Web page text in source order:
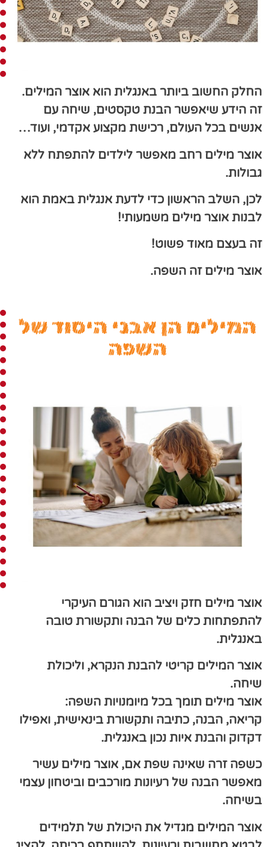
החלק החשוב ביותר באנגלית הוא אוצר המילים.
זה הידע שיאפשר הבנת טקסטים, שיחה עם
אנשים בכל העולם, רכישת מקצוע אקדמי, ועוד…
אוצר מילים רחב מאפשר לילדים להתפתח ללא
גבולות.
לכן, השלב הראשון כדי לדעת אנגלית באמת הוא
לבנות אוצר מילים משמעותי!
זה בעצם מאוד פשוט!
אוצר מילים זה השפה.
המילים הן אבני היסוד של
השפה
אוצר מילים חזק ויציב הוא הגורם העיקרי
להתפתחות כלים של הבנה ותקשורת טובה
באנגלית.
אוצר המילים קריטי להבנת הנקרא, וליכולת
שיחה.
אוצר מילים תומך בכל מיומנויות השפה:
קריאה, הבנה, כתיבה ותקשורת בינאישית, ואפילו
דקדוק והבנת איות נכון באנגלית.
כשפה זרה שאינה שפת אם, אוצר מילים עשיר
מאפשר הבנה של רעיונות מורכבים וביטחון עצמי
בשיחה.
אוצר המילים מגדיל את היכולת של תלמידים